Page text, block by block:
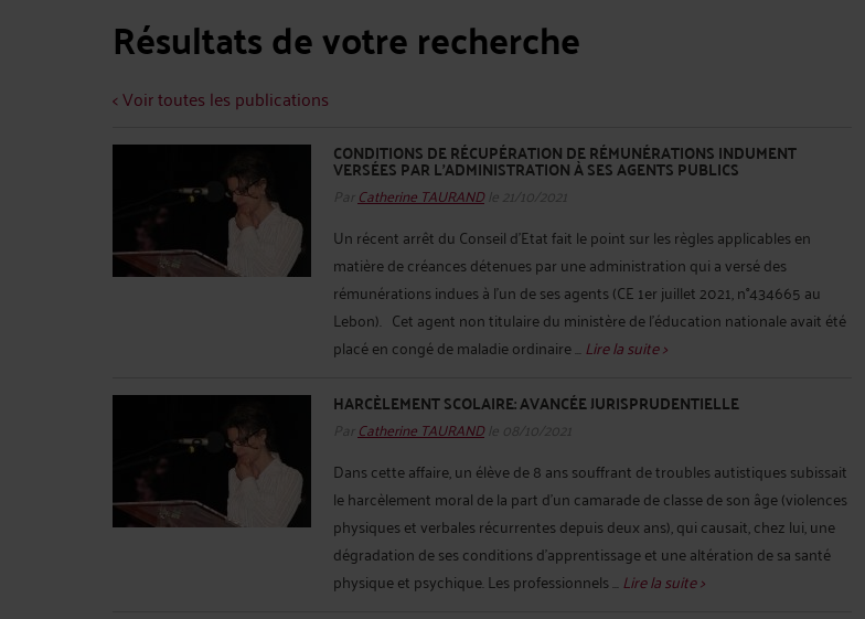
Résultats de votre recherche
< Voir toutes les publications
CONDITIONS DE RÉCUPÉRATION DE RÉMUNÉRATIONS INDUMENT
VERSÉES PAR L'ADMINISTRATION À SES AGENTS PUBLICS
Par Catherine TAURANDle 21/10/2021
Un récent arrêt du Conseil d’Etat fait le point sur les règles applicables en
matière de créances détenues par une administration qui a versé des
rémunérations indues à l’un de ses agents (CE 1er juillet 2021, n°434665 au
Lebon). Cet agent non titulaire du ministère de l'éducation nationale avait été
placé en congé de maladie ordinaire ...Lire la suite >
HARCÈLEMENT SCOLAIRE: AVANCÉE JURISPRUDENTIELLE
Par Catherine TAURANDle 08/10/2021
Dans cette affaire, un élève de 8 ans souffrant de troubles autistiques subissait
le harcèlement moral de la part d’un camarade de classe de son âge (violences
physiques et verbales récurrentes depuis deux ans), qui causait, chez lui, une
dégradation de ses conditions d'apprentissage et une altération de sa santé
physique et psychique. Les professionnels ...Lire la suite >